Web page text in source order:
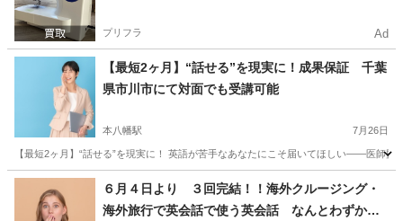
プリフラ Ad
【最短2ヶ月】“話せる”を現実に！成果保証 千葉
県市川市にて対面でも受講可能
本八幡駅 7月26日
【最短2ヶ月】“話せる”を現実に！ 英語が苦手なあなたにこそ届いてほしい――医師
千葉 市川市 本八幡駅 英会話 コーチング
６月４日より ３回完結！！海外クルージング・
海外旅行で英会話で使う英会話 なんとわずか９